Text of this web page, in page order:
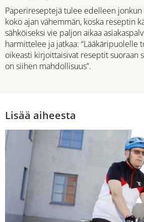
Paperireseptejä tulee edelleen jonkun
koko ajan vähemmän, koska reseptin
sähköiseksi vie paljon aikaa
harmittelee ja jatkaa: “Lääkäripuolelle
oikeasti kirjoittaisivat reseptit suoraan
on siihen mahdollisuus”.
Lisää aiheesta